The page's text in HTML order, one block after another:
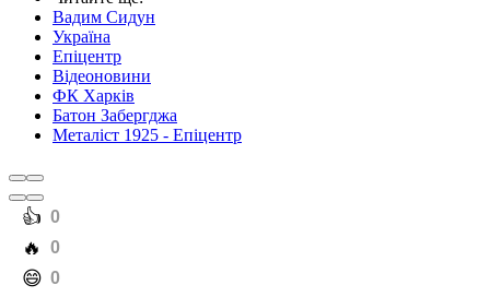
Вадим Сидун
Україна
Епіцентр
Відеоновини
ФК Харків
Батон Забергджа
Металіст 1925 - Епіцентр
️👍 0
️🔥 0
️😄 0